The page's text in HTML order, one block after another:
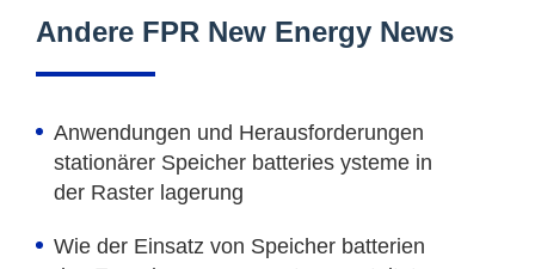
Andere FPR New Energy News
Anwendungen und Herausforderungen
stationärer Speicher batteries ysteme in
der Raster lagerung
Wie der Einsatz von Speicher batterien